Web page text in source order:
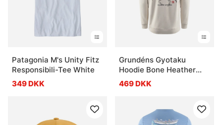
Patagonia M's Unity Fitz
Responsibili-Tee White
349 DKK
Grundéns Gyotaku
Hoodie Bone Heather
Dungie
469 DKK